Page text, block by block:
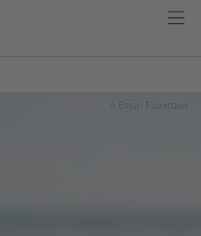
© Ethan Robertson